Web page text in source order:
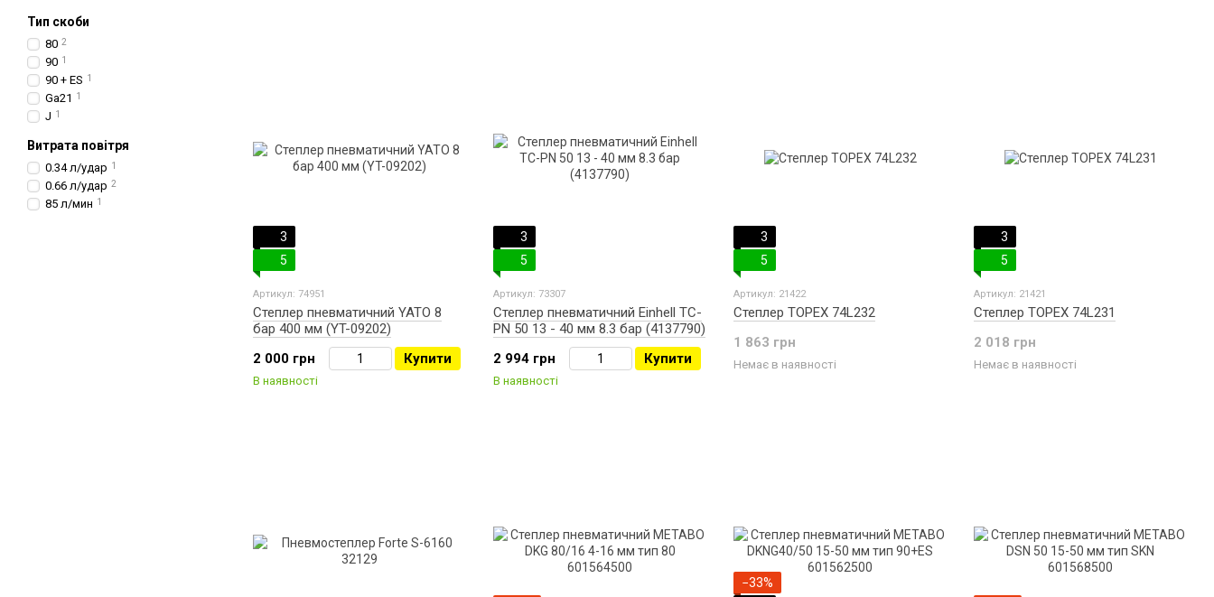
3
5
Артикул: 74951
Степлер пневматичний YATO 8
бар 400 мм (YT-09202)
2 000 грн
Купити
В наявності
3
5
Артикул: 73307
Степлер пневматичний Einhell TC-
PN 50 13 - 40 мм 8.3 бар (4137790)
2 994 грн
Купити
В наявності
3
5
Артикул: 21422
Степлер TOPEX 74L232
1 863 грн
Немає в наявності
3
5
Артикул: 21421
Степлер TOPEX 74L231
2 018 грн
Немає в наявності
−33%
Тип скоби
80 2
90 1
90 + ES 1
Ga21 1
J 1
Витрата повітря
0.34 л/удар 1
0.66 л/удар 2
85 л/мин 1